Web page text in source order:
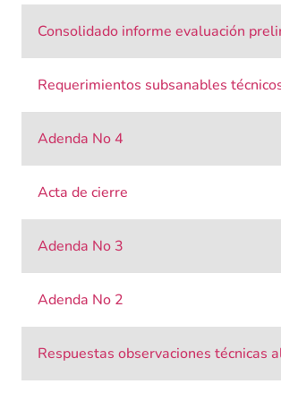
Consolidado informe evaluación
Requerimientos subsanables
Adenda No 4
Acta de cierre
Adenda No 3
Adenda No 2
Respuestas observaciones técnicas